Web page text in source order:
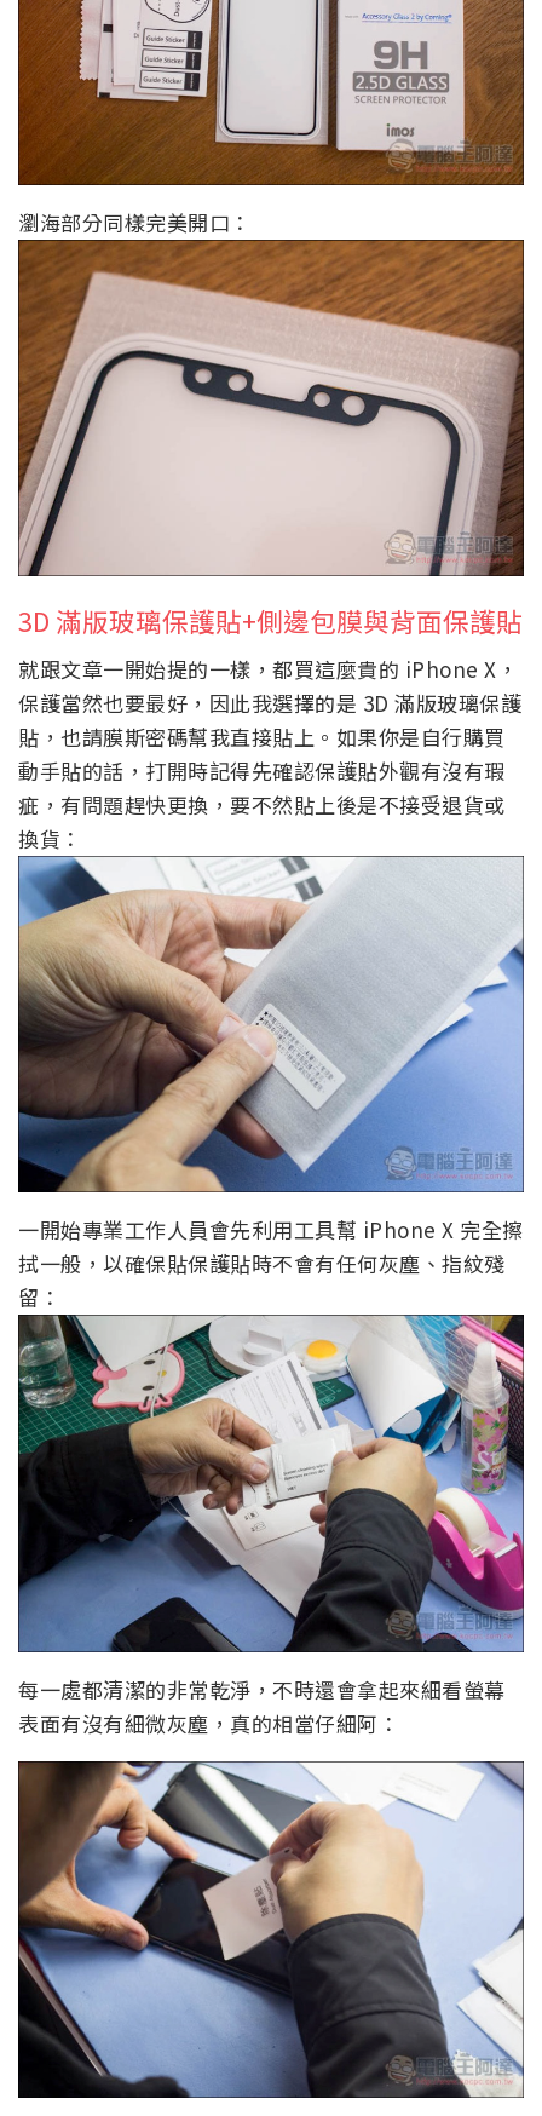
瀏海部分同樣完美開口：
3D 滿版玻璃保護貼+側邊包膜與背面保護貼
就跟文章一開始提的一樣，都買這麼貴的 iPhone X，
保護當然也要最好，因此我選擇的是 3D 滿版玻璃保護
貼，也請膜斯密碼幫我直接貼上。如果你是自行購買
動手貼的話，打開時記得先確認保護貼外觀有沒有瑕
疵，有問題趕快更換，要不然貼上後是不接受退貨或
換貨：
一開始專業工作人員會先利用工具幫 iPhone X 完全擦
拭一般，以確保貼保護貼時不會有任何灰塵、指紋殘
留：
每一處都清潔的非常乾淨，不時還會拿起來細看螢幕
表面有沒有細微灰塵，真的相當仔細阿：